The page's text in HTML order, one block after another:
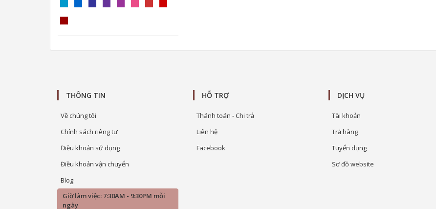
THÔNG TIN
Về chúng tôi
Chính sách riêng tư
Điều khoản sử dụng
Điều khoản vận chuyển
Blog
Giờ làm việc: 7:30AM - 9:30PM mỗi
ngày
HỖ TRỢ
Thánh toán - Chi trả
Liên hệ
Facebook
DỊCH VỤ
Tài khoản
Trả hàng
Tuyển dụng
Sơ đồ website